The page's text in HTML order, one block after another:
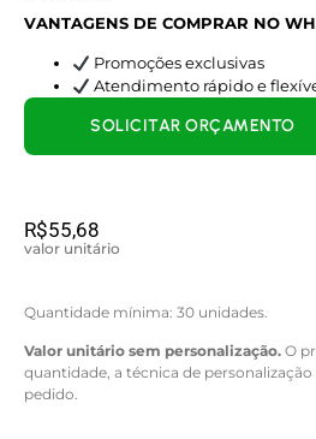
VANTAGENS DE COMPRAR NO
Promoções exclusivas
Atendimento rápido e
R$55,68
valor unitário
Quantidade mínima: 30 unidades.
Valor unitário sem personalização. O
quantidade, a técnica de personalização
pedido.
SOLICITAR ORÇAMENTO